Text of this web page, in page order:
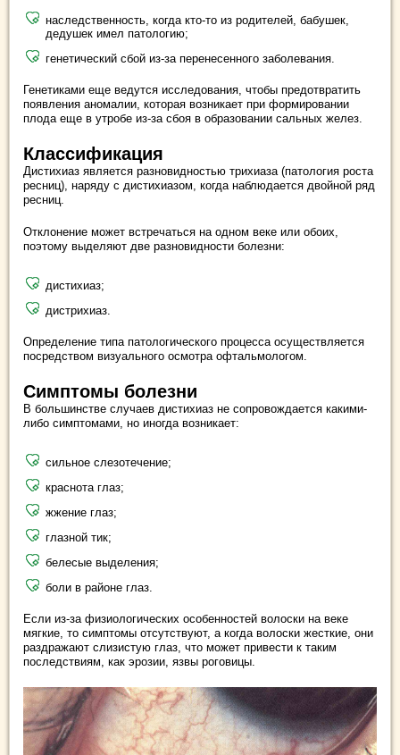
наследственность, когда кто-то из родителей, бабушек,
дедушек имел патологию;
генетический сбой из-за перенесенного заболевания.
Генетиками еще ведутся исследования, чтобы предотвратить
появления аномалии, которая возникает при формировании
плода еще в утробе из-за сбоя в образовании сальных желез.
Классификация
Дистихиаз является разновидностью трихиаза (патология роста
ресниц), наряду с дистихиазом, когда наблюдается двойной ряд
ресниц.
Отклонение может встречаться на одном веке или обоих,
поэтому выделяют две разновидности болезни:
дистихиаз;
дистрихиаз.
Определение типа патологического процесса осуществляется
посредством визуального осмотра офтальмологом.
Симптомы болезни
В большинстве случаев дистихиаз не сопровождается какими-
либо симптомами, но иногда возникает:
сильное слезотечение;
краснота глаз;
жжение глаз;
глазной тик;
белесые выделения;
боли в районе глаз.
Если из-за физиологических особенностей волоски на веке
мягкие, то симптомы отсутствуют, а когда волоски жесткие, они
раздражают слизистую глаз, что может привести к таким
последствиям, как эрозии, язвы роговицы.